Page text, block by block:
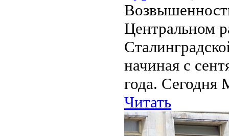
Центральном
начиная с
года. Сегодня
Читать